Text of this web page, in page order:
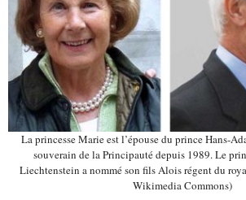
La princesse Marie est l’épouse du prince Hans-
souverain de la Principauté depuis 1989. Le
Liechtenstein a nommé son fils Alois régent du
Wikimedia Commons)